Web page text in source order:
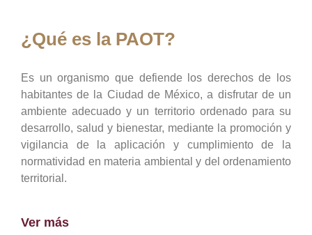
¿Qué es la PAOT?
Es un organismo que defiende los derechos de los
habitantes de la Ciudad de México, a disfrutar de un
ambiente adecuado y un territorio ordenado para su
desarrollo, salud y bienestar, mediante la promoción y
vigilancia de la aplicación y cumplimiento de la
normatividad en materia ambiental y del ordenamiento
territorial.
Ver más